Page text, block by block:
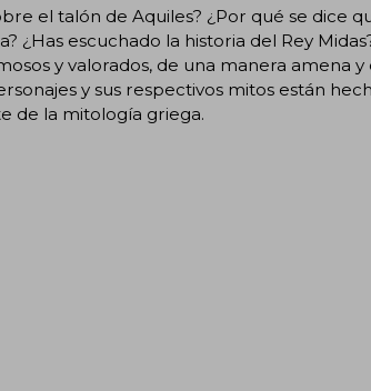
el talón de Aquiles? ¿Por qué se dice
¿Has escuchado la historia del Rey
y valorados, de una manera amena
y sus respectivos mitos están
de la mitología griega.